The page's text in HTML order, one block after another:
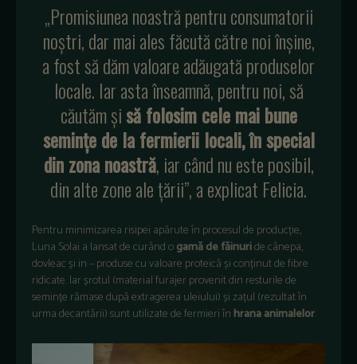
„Promisiunea noastră pentru consumatorii
noștri, dar mai ales făcută către noi înșine,
a fost să dăm valoare adăugată produselor
locale. Iar asta înseamnă, pentru noi, să
căutăm șisă folosim cele mai bune
semințe de la fermierii locali, în special
din zona noastră, iar când nu este posibil,
din alte zone ale țării”, a explicat Felicia.
Pentru minimizarea risipei apărute în procesul de producție,
Luna Solai a lansat de curând ogamă de făinuride cânepa,
dovleac și in – produse cu valoare proteică și conținut de fibre
ridicate. Iar șrotul (material furajer provenit din resturile de
semințe rămase după extragerea uleiului) și zațul (rezultat în
urma decantării) sunt utilizate de fermieri în hrana animalelor.